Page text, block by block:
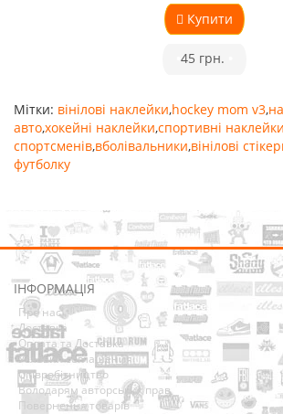
Купити
45 грн.
Мітки: вінілові наклейки,hockey mom v3,
авто,хокейні наклейки,спортивні наклейки
спортсменів,вболівальники,вінілові
футболку
ІНФОРМАЦІЯ
Про нас
Доставка
Оплата та Доставка
Условия соглашения
Співробітництво
Володарям авторських прав
Повернення товарів